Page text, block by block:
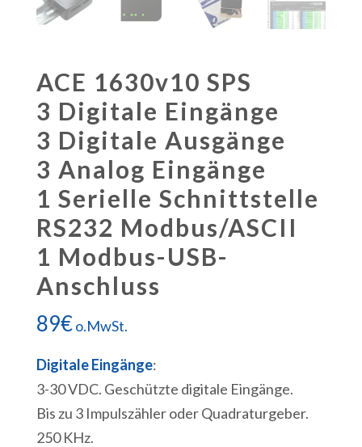
ACE 1630v10 SPS
3 Digitale Eingänge
3 Digitale Ausgänge
3 Analog Eingänge
1 Serielle Schnittstelle
RS232 Modbus/ASCII
1 Modbus-USB-
Anschluss
89€o.MwSt.
Digitale Eingänge:
3-30 VDC. Geschützte digitale Eingänge.
Bis zu 3 Impulszähler oder Quadraturgeber.
250 KHz.